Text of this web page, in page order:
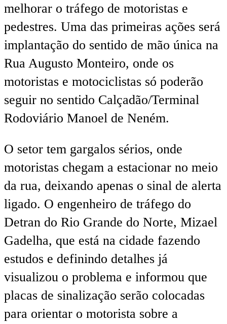
melhorar o tráfego de motoristas e
pedestres. Uma das primeiras ações será
implantação do sentido de mão única na
Rua Augusto Monteiro, onde os
motoristas e motociclistas só poderão
seguir no sentido Calçadão/Terminal
Rodoviário Manoel de Neném.
O setor tem gargalos sérios, onde
motoristas chegam a estacionar no meio
da rua, deixando apenas o sinal de alerta
ligado. O engenheiro de tráfego do
Detran do Rio Grande do Norte, Mizael
Gadelha, que está na cidade fazendo
estudos e definindo detalhes já
visualizou o problema e informou que
placas de sinalização serão colocadas
para orientar o motorista sobre a